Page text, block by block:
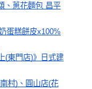
、蔥花麵包 昌平
蛋糕餅皮x100%
(東門店)》日式建
村)、圓山店(花